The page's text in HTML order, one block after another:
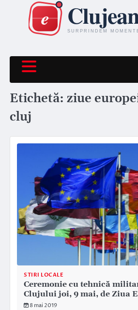
content
Etichetă: ziue
cluj
STIRI LOCALE
Ceremonie cu tehnică
Clujului joi, 9 mai, de Ziua
8 mai 2019